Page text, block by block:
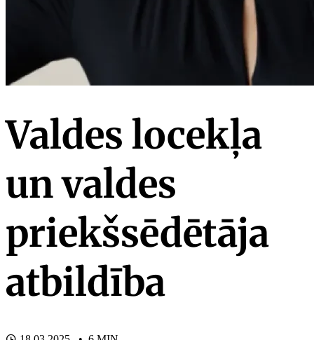
Valdes locekļa
un valdes
priekšsēdētāja
atbildība